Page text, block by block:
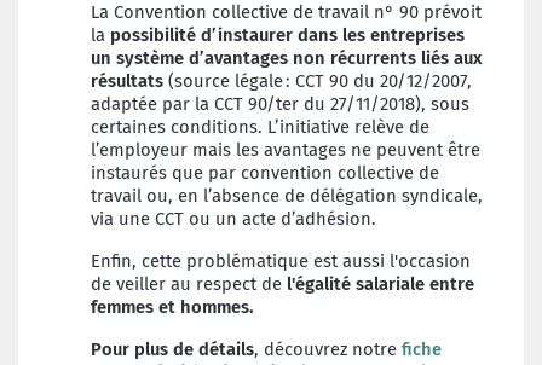
La Convention collective de travail n° 90 prévoit
la possibilité d’instaurer dans les entreprises
un système d’avantages non récurrents liés aux
résultats (source légale : CCT 90 du 20/12/2007,
adaptée par la CCT 90/ter du 27/11/2018), sous
certaines conditions. L’initiative relève de
l’employeur mais les avantages ne peuvent être
instaurés que par convention collective de
travail ou, en l’absence de délégation syndicale,
via une CCT ou un acte d’adhésion.
Enfin, cette problématique est aussi l'occasion
de veiller au respect de l'égalité salariale entre
femmes et hommes.
Pour plus de détails, découvrez notre fiche